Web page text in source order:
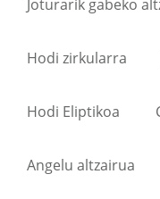
Joturarik gabeko
Hodi zirkularra
Hodi Eliptikoa
Angelu altzairua